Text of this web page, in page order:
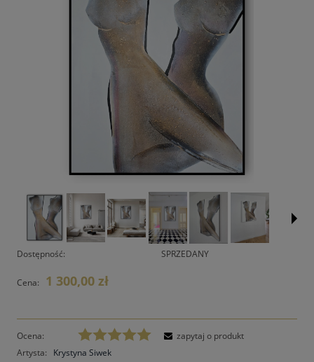
Dostępność: SPRZEDANY
Cena: 1 300,00 zł
Ocena:
Artysta:
Krystyna Siwek
zapytaj o produkt